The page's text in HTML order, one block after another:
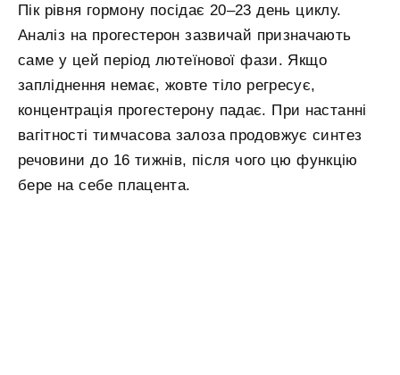
Пік рівня гормону посідає 20–23 день циклу.
Аналіз на прогестерон зазвичай призначають
саме у цей період лютеїнової фази. Якщо
запліднення немає, жовте тіло регресує,
концентрація прогестерону падає. При настанні
вагітності тимчасова залоза продовжує синтез
речовини до 16 тижнів, після чого цю функцію
бере на себе плацента.